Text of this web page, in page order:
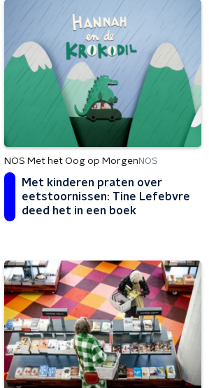
NOS Met het Oog op Morgen NOS
Met kinderen praten over
eetstoornissen: Tine Lefebvre
deed het in een boek